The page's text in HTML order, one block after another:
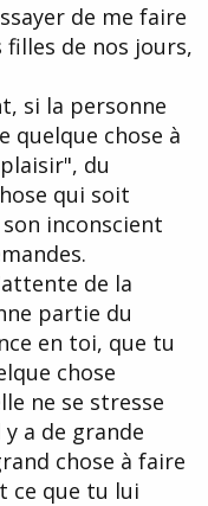
de me faire
de nos jours,
si la personne
quelque chose à
du
qui soit
inconscient
de la
partie du
en toi, que tu
chose
ne se stresse
a de grande
chose à faire
ce que tu lui